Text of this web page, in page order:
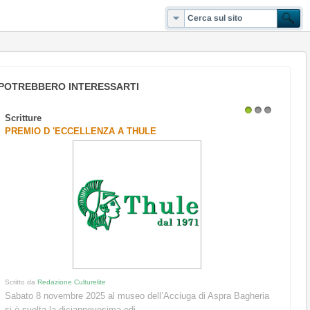
INTERESSARTI
Scritture
PREMIO D 'ECCELLENZA A THULE
Scritto daRedazione Culturelite
Sabato 8 novembre 2025 al museo dell’Acciuga di Aspra Bagheria